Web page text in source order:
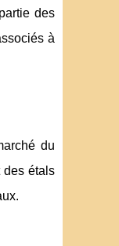
des
à
du
des étals